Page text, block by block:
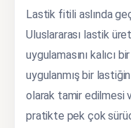
Lastik fitili aslında
Uluslararası lastik
uygulamasını kalıcı
uygulanmış bir
olarak tamir edilmesi
pratikte pek çok